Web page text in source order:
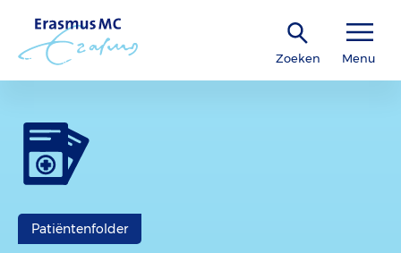
Zoeken Menu
Patiëntenfolder